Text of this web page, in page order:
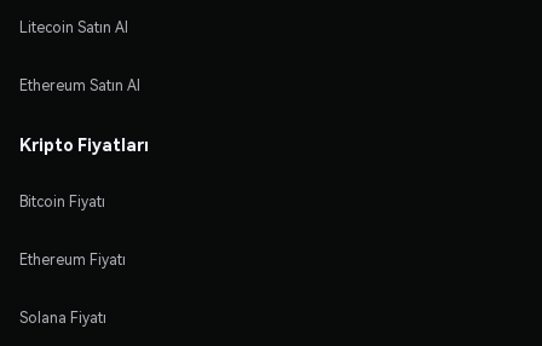
Litecoin Satın Al
Ethereum Satın Al
Kripto Fiyatları
Bitcoin Fiyatı
Ethereum Fiyatı
Solana Fiyatı